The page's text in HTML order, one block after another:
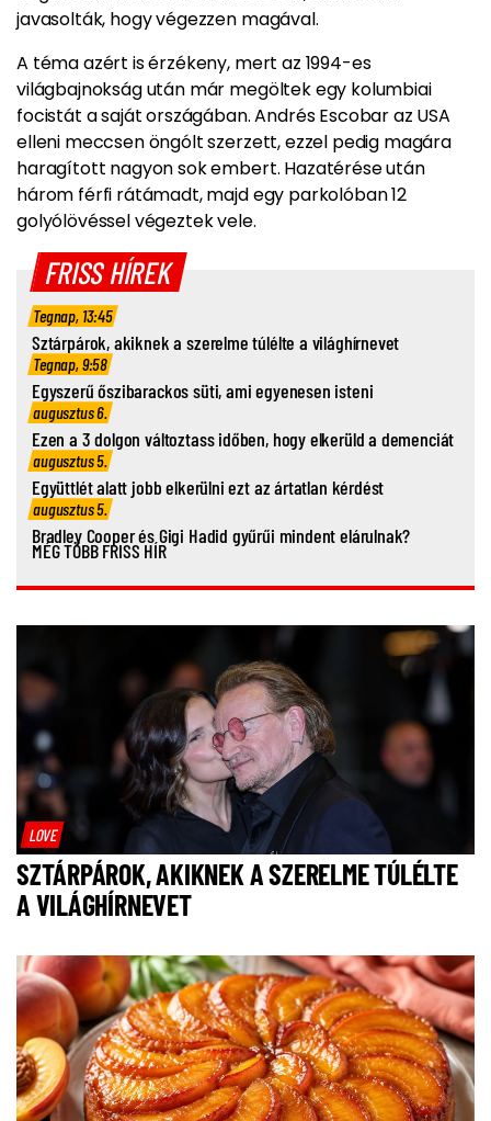
javasolták, hogy végezzen magával.
A téma azért is érzékeny, mert az 1994-es
világbajnokság után már megöltek egy kolumbiai
focistát a saját országában. Andrés Escobar az USA
elleni meccsen öngólt szerzett, ezzel pedig magára
haragított nagyon sok embert. Hazatérése után
három férfi rátámadt, majd egy parkolóban 12
golyólövéssel végeztek vele.
FRISS HÍREK
Tegnap, 13:45
Sztárpárok, akiknek a szerelme túlélte a világhírnevet
Tegnap, 9:58
Egyszerű őszibarackos süti, ami egyenesen isteni
augusztus 6.
Ezen a 3 dolgon változtass időben, hogy elkerüld a demenciát
augusztus 5.
Együttlét alatt jobb elkerülni ezt az ártatlan kérdést
augusztus 5.
Bradley Cooper és Gigi Hadid gyűrűi mindent elárulnak?
MÉG TÖBB FRISS HÍR
LOVE
SZTÁRPÁROK, AKIKNEK A SZERELME TÚLÉLTE
A VILÁGHÍRNEVET